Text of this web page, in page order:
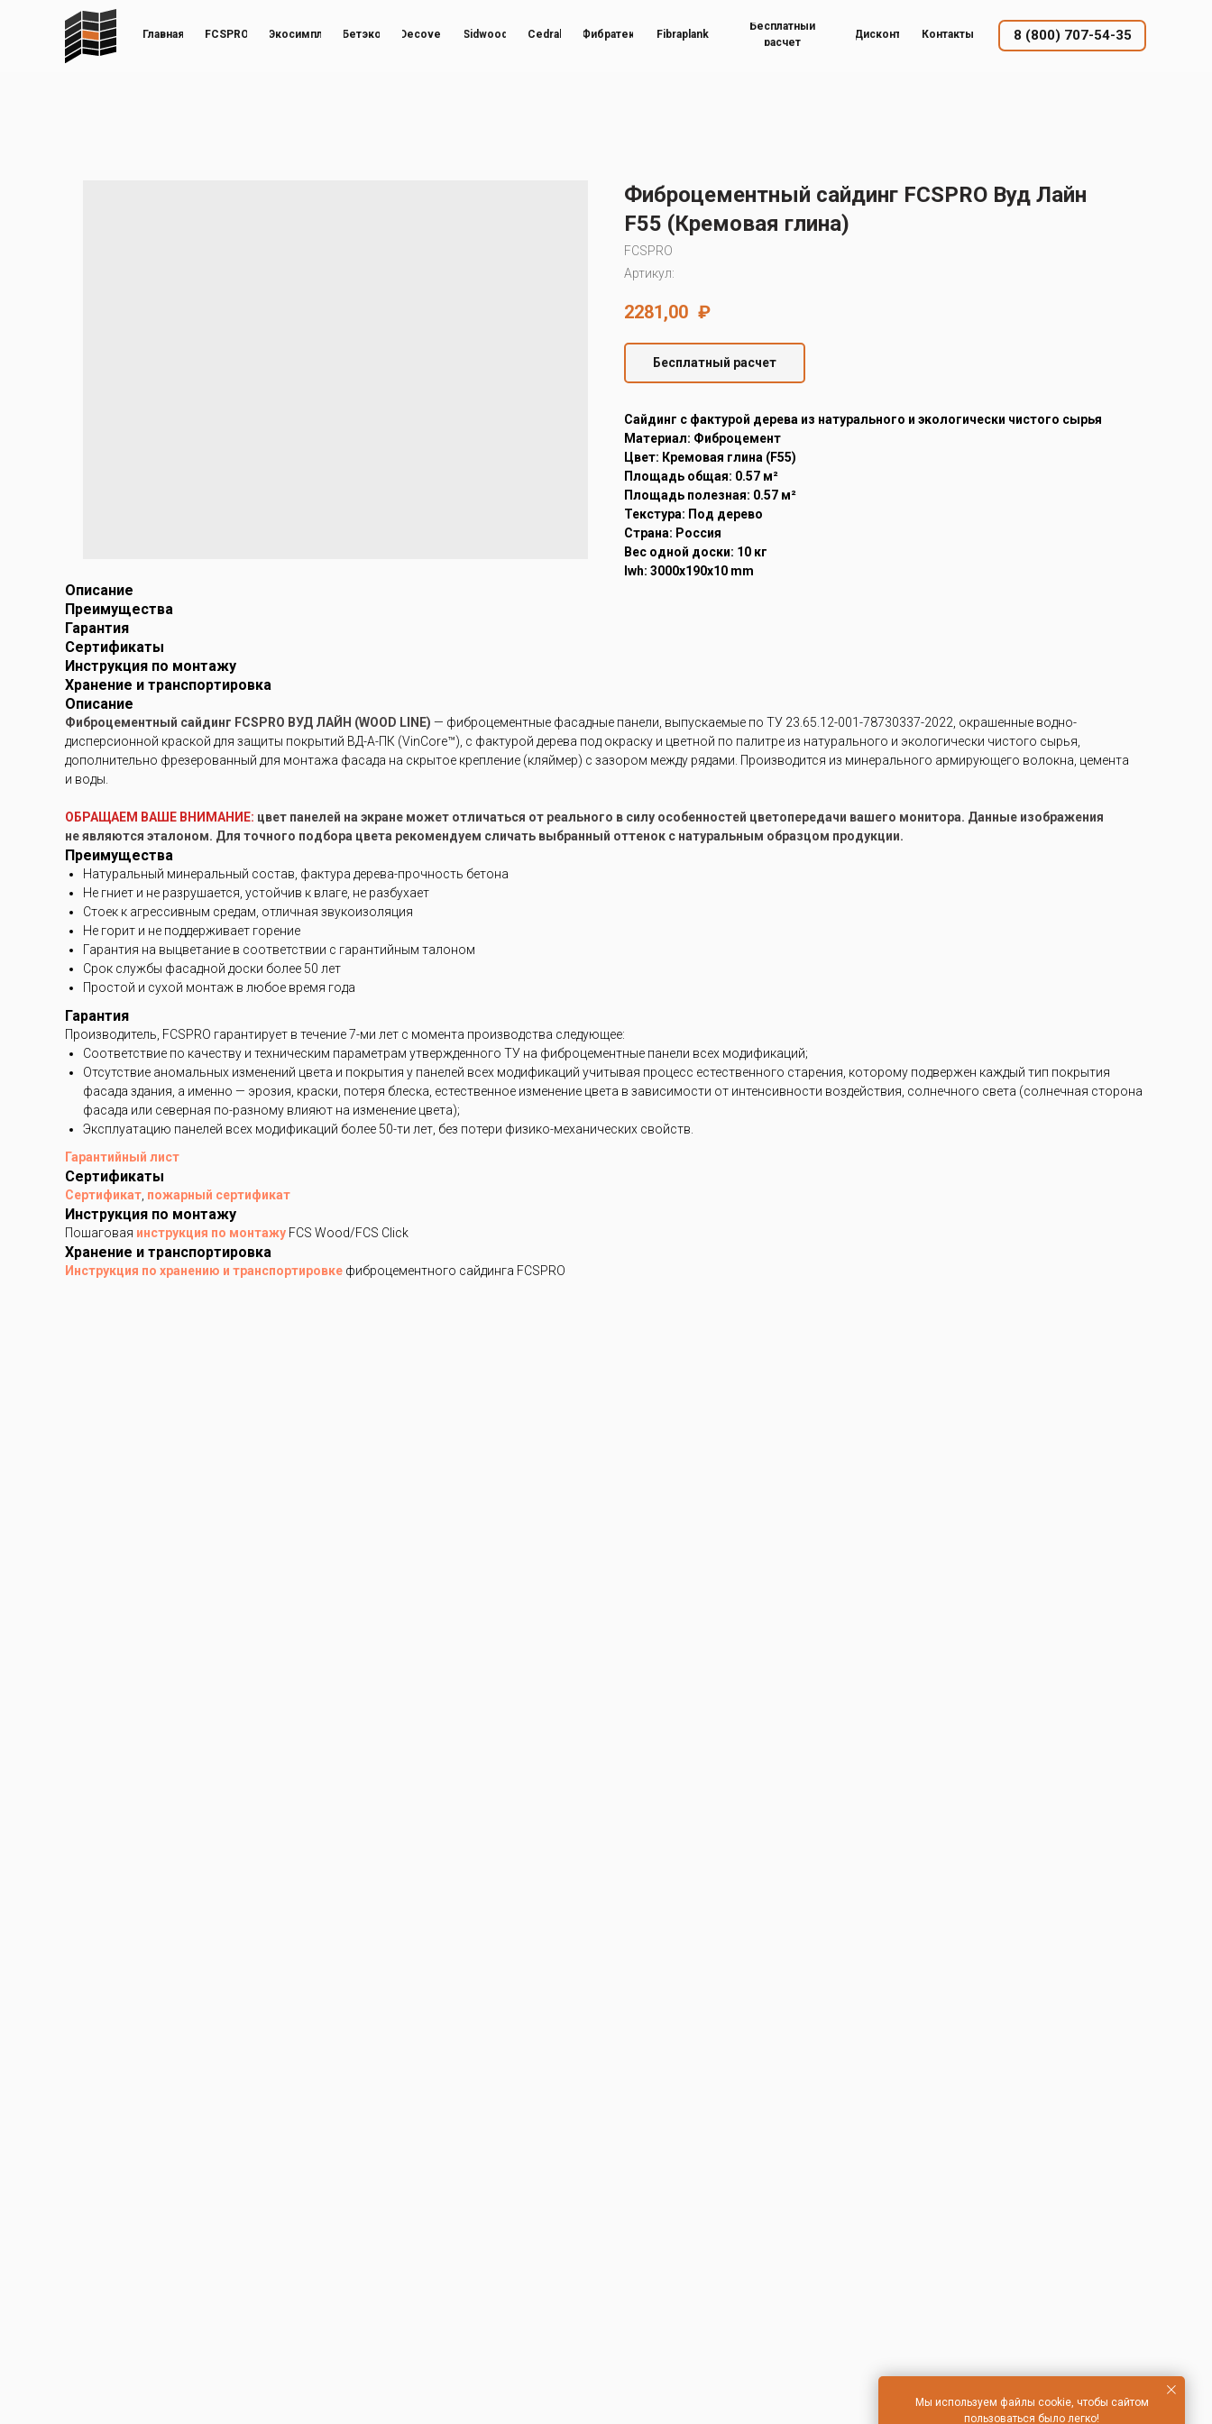
8 (800) 707-54-35
Главная FCSPRO Бетэко Decover Sidwood Cedral Фибратек
Бесплатный
расчет
Контакты
Дисконт
Экосимпл Fibraplank
Фиброцементный сайдинг FCSPRO Вуд Лайн
F55 (Кремовая глина)
FCSPRO
Артикул:
2281,00 ₽
Бесплатный расчет
Cайдинг с фактурой дерева из натурального и экологически чистого сырья
Материал: Фиброцемент
Цвет: Кремовая глина (F55)
Площадь общая: 0.57 м²
Площадь полезная: 0.57 м²
Текстура: Под дерево
Страна: Россия
Вес одной доски: 10 кг
lwh: 3000x190x10 mm
Описание
Преимущества
Гарантия
Сертификаты
Инструкция по монтажу
Хранение и транспортировка
Описание
Фиброцементный сайдинг FCSPRO ВУД ЛАЙН (WOOD LINE) — фиброцементные фасадные панели, выпускаемые по ТУ 23.65.12-001-78730337-2022, окрашенные водно-
дисперсионной краской для защиты покрытий ВД-А-ПК (VinCore™), с фактурой дерева под окраску и цветной по палитре из натурального и экологически чистого сырья,
дополнительно фрезерованный для монтажа фасада на скрытое крепление (кляймер) с зазором между рядами. Производится из минерального армирующего волокна, цемента
и воды.
ОБРАЩАЕМ ВАШЕ ВНИМАНИЕ: цвет панелей на экране может отличаться от реального в силу особенностей цветопередачи вашего монитора. Данные изображения
не являются эталоном. Для точного подбора цвета рекомендуем сличать выбранный оттенок с натуральным образцом продукции.
Преимущества
Натуральный минеральный состав, фактура дерева-прочность бетона
Не гниет и не разрушается, устойчив к влаге, не разбухает
Стоек к агрессивным средам, отличная звукоизоляция
Не горит и не поддерживает горение
Гарантия на выцветание в соответствии с гарантийным талоном
Срок службы фасадной доски более 50 лет
Простой и сухой монтаж в любое время года
Гарантия
Производитель, FCSPRO гарантирует в течение 7-ми лет с момента производства следующее:
Соответствие по качеству и техническим параметрам утвержденного ТУ на фиброцементные панели всех модификаций;
Отсутствие аномальных изменений цвета и покрытия у панелей всех модификаций учитывая процесс естественного старения, которому подвержен каждый тип покрытия
фасада здания, а именно — эрозия, краски, потеря блеска, естественное изменение цвета в зависимости от интенсивности воздействия, солнечного света (солнечная сторона
фасада или северная по-разному влияют на изменение цвета);
Эксплуатацию панелей всех модификаций более 50-ти лет, без потери физико-механических свойств.
Гарантийный лист
Сертификаты
Сертификат, пожарный сертификат
Инструкция по монтажу
Пошаговая инструкция по монтажу FCS Wood/FCS Click
Хранение и транспортировка
Инструкция по хранению и транспортировке фиброцементного сайдинга FCSPRO
Мы используем файлы cookie, чтобы сайтом
пользоваться было легко!